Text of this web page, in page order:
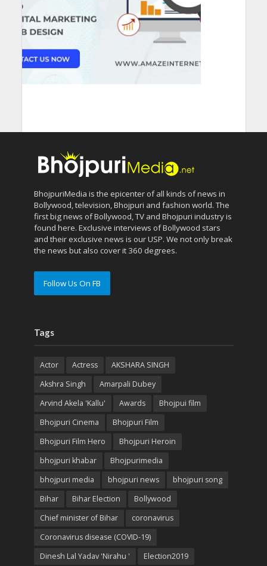
BhojpuriMedia is the epicenter of all kinds of news in
Bollywood, television, Bhojpuri and fashion world. The
first big news of Bollywood, TV and Bhojpuri industry is
found here. Exclusive interviews of Bollywood stars
and their exclusive news is our USP. We not only break
the news but also cover it 360 degrees.
Follow Us On FB
Tags
Actor Actress
AKSHARA SINGH
Akshra Singh
Amarpali Dubey
Arvind Akela 'Kallu'
Awards
Bhojpui film
Bhojpuri Cinema
Bhojpuri Film
Bhojpuri Film Hero
Bhojpuri Heroin
bhojpuri khabar
Bhojpurimedia
bhojpuri media
bhojpuri news
bhojpuri song
Bihar
Bihar Election
Bollywood
Chief minister of Bihar
coronavirus
Coronavirus disease (COVID-19)
Dinesh Lal Yadav 'Nirahu '
Election2019